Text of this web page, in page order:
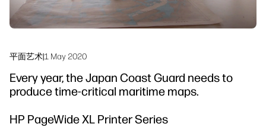
平面艺术|1 May 2020
Every year, the Japan Coast Guard needs to
produce time-critical maritime maps.
HP PageWide XL Printer Series